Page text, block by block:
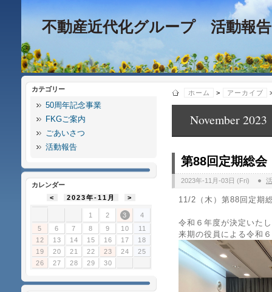
不動産近代化グループ 活動報告
ホーム > アーカイブ
November 2023
第88回定期総会
2023年-11月-03日 (Fri)
11/2（木）第88回定期
令和６年度が決定いた
来期の役員による令和
カテゴリー
50周年記念事業
FKGご案内
ごあいさつ
活動報告
カレンダー
<
2023年-11月 >
1 2 3
4
5
6 7 8 9 10
11
12
13 14 15 16 17
18
19
20 21 22 23 24
25
26
27 28 29 30